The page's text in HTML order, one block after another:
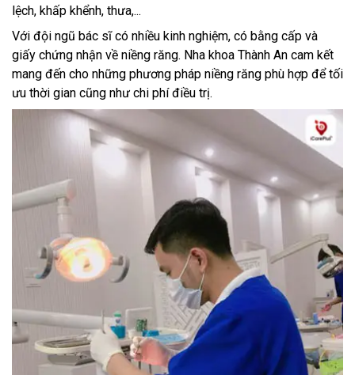
lệch, khấp khểnh, thưa,...
Với đội ngũ bác sĩ có nhiều kinh nghiệm, có bằng cấp và
giấy chứng nhận về niềng răng. Nha khoa Thành An cam kết
mang đến cho những phương pháp niềng răng phù hợp để tối
ưu thời gian cũng như chi phí điều trị.